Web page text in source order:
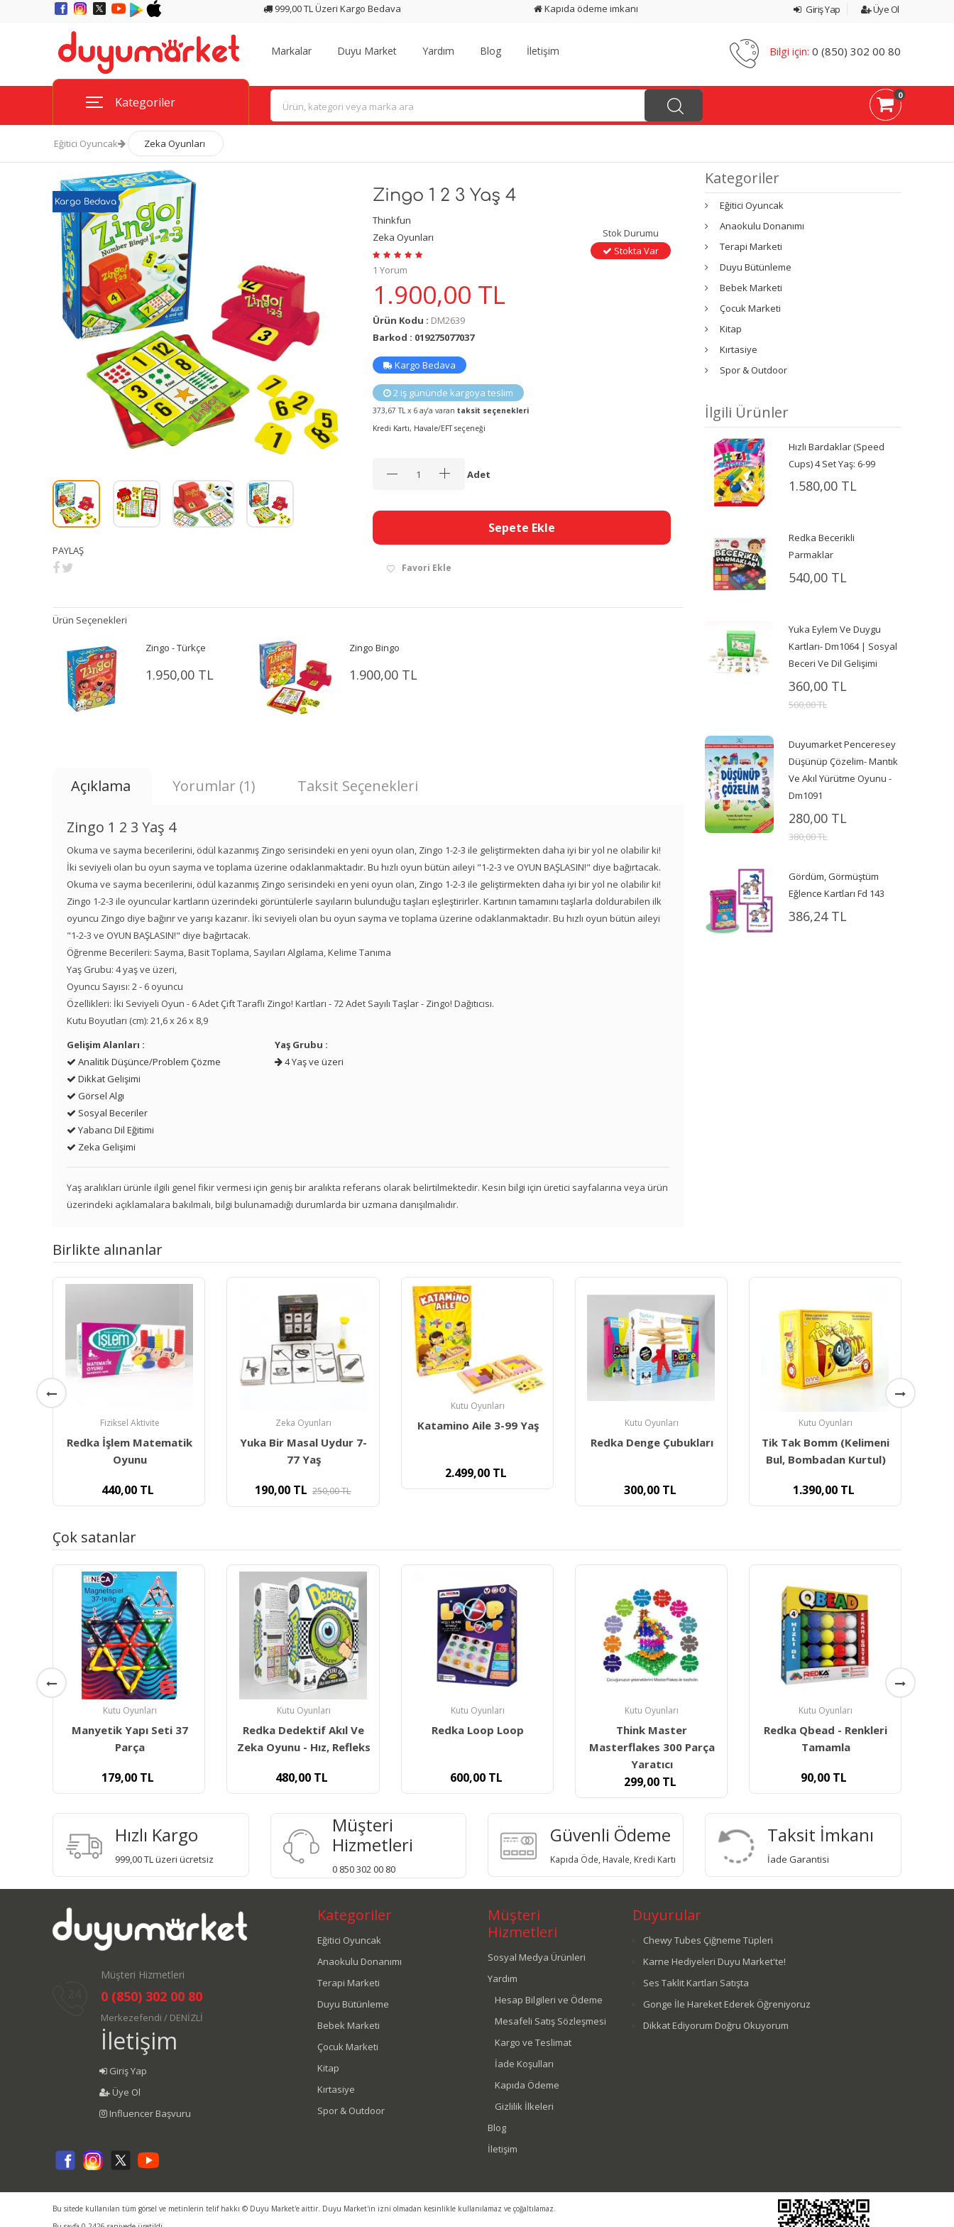
999,00 TL Üzeri Kargo Bedava Kapıda ödeme imkanı Giriş Yap Üye Ol
Markalar Duyu Market Yardım Blog İletişim Bilgi için: 0 (850) 302 00 80
Kategoriler 0
Eğitici Oyuncak Zeka Oyunları
Kargo Bedava
PAYLAŞ
Zingo 1 2 3 Yaş 4
Thinkfun
Zeka Oyunları
1 Yorum
Stok Durumu
Stokta Var
1.900,00 TL
Ürün Kodu : DM2639
Barkod : 019275077037
Kargo Bedava
2 iş gününde kargoya teslim
373,67 TL x 6 ay’a varan taksit seçenekleri
Kredi Kartı, Havale/EFT seçeneği
Adet
Sepete Ekle
Favori Ekle
Ürün Seçenekleri
Zingo - Türkçe
1.950,00 TL
Zingo Bingo
1.900,00 TL
Açıklama Yorumlar (1) Taksit Seçenekleri
Zingo 1 2 3 Yaş 4
Okuma ve sayma becerilerini, ödül kazanmış Zingo serisindeki en yeni oyun olan, Zingo 1-2-3 ile geliştirmekten daha iyi bir yol ne olabilir ki!
İki seviyeli olan bu oyun sayma ve toplama üzerine odaklanmaktadır. Bu hızlı oyun bütün aileyi "1-2-3 ve OYUN BAŞLASIN!" diye bağırtacak.
Okuma ve sayma becerilerini, ödül kazanmış Zingo serisindeki en yeni oyun olan, Zingo 1-2-3 ile geliştirmekten daha iyi bir yol ne olabilir ki!
Zingo 1-2-3 ile oyuncular kartların üzerindeki görüntülerle sayıların bulunduğu taşları eşleştirirler. Kartının tamamını taşlarla doldurabilen ilk
oyuncu Zingo diye bağırır ve yarışı kazanır. İki seviyeli olan bu oyun sayma ve toplama üzerine odaklanmaktadır. Bu hızlı oyun bütün aileyi
"1-2-3 ve OYUN BAŞLASIN!" diye bağırtacak.
Öğrenme Becerileri: Sayma, Basit Toplama, Sayıları Algılama, Kelime Tanıma
Yaş Grubu: 4 yaş ve üzeri,
Oyuncu Sayısı: 2 - 6 oyuncu
Özellikleri: İki Seviyeli Oyun - 6 Adet Çift Taraflı Zingo! Kartları - 72 Adet Sayılı Taşlar - Zingo! Dağıtıcısı.
Kutu Boyutları (cm): 21,6 x 26 x 8,9
Gelişim Alanları :
Analitik Düşünce/Problem Çözme
Dikkat Gelişimi
Görsel Algı
Sosyal Beceriler
Yabancı Dil Eğitimi
Zeka Gelişimi
Yaş Grubu :
4 Yaş ve üzeri
Yaş aralıkları ürünle ilgili genel fikir vermesi için geniş bir aralıkta referans olarak belirtilmektedir. Kesin bilgi için üretici sayfalarına veya ürün
üzerindeki açıklamalara bakılmalı, bilgi bulunamadığı durumlarda bir uzmana danışılmalıdır.
Kategoriler
Eğitici Oyuncak
Anaokulu Donanımı
Terapi Marketi
Duyu Bütünleme
Bebek Marketi
Çocuk Marketi
Kitap
Kırtasiye
Spor & Outdoor
İlgili Ürünler
Hızlı Bardaklar (Speed
Cups) 4 Set Yaş: 6-99
1.580,00 TL
Redka Becerikli
Parmaklar
540,00 TL
Yuka Eylem Ve Duygu
Kartları- Dm1064 | Sosyal
Beceri Ve Dil Gelişimi
360,00 TL
500,00 TL
Duyumarket Penceresey
Düşünüp Çözelim- Mantık
Ve Akıl Yürütme Oyunu -
Dm1091
280,00 TL
380,00 TL
Gördüm, Görmüştüm
Eğlence Kartları Fd 143
386,24 TL
Birlikte alınanlar
Zeka Oyunları
Yuka Bir Masal Uydur 7-
77 Yaş
190,00TL 250,00
Katamino Aile 3-99 Yaş Kutu Oyunları
300,00TL
Kutu Oyunları
Tik Tak Bomm (Kelimeni
1.390,00TL
Fiziksel Aktivite
Redka İşlem Matematik
Oyunu
440,00TL
Çok satanlar
Kutu Oyunları
Redka Dedektif Akıl Ve
Zeka Oyunu - Hız, Refleks
480,00 TL
Kutu Oyunları
Redka Loop Loop
600,00 TL
Kutu Oyunları
Think Master
299,00TL
Kutu Oyunları
Redka Qbead - Renkleri
Tamamla
90,00TL
Kutu Oyunları
Redka T- Tangram Zeka
Oyunu - Doğal Ahşap
80,00TL
Hızlı Kargo
999,00 TL üzeri ücretsiz
Müşteri
Hizmetleri
0 850 302 00 80
Güvenli Ödeme
Kapıda Öde, Havale, Kredi Kartı
Taksit İmkanı
İade Garantisi
Müşteri Hizmetleri
0 (850) 302 00 80
Merkezefendi / DENİZLİ
İletişim
Giriş Yap
Üye Ol
Influencer Başvuru
Kategoriler
Eğitici Oyuncak
Anaokulu Donanımı
Terapi Marketi
Duyu Bütünleme
Bebek Marketi
Çocuk Marketi
Kitap
Kırtasiye
Spor & Outdoor
Müşteri
Hizmetleri
Sosyal Medya Ürünleri
Yardım
Hesap Bilgileri ve Ödeme
Mesafeli Satış Sözleşmesi
Kargo ve Teslimat
İade Koşulları
Kapıda Ödeme
Gizlilik İlkeleri
Blog
İletişim
Duyurular
Chewy Tubes Çiğneme Tüpleri
Karne Hediyeleri Duyu Market'te!
Ses Taklit Kartları Satışta
Gonge İle Hareket Ederek Öğreniyoruz
Dikkat Ediyorum Doğru Okuyorum
Bu sitede kullanılan tüm görsel ve metinlerin telif hakkı © Duyu Market'e aittir. Duyu Market'in izni olmadan kesinlikle kullanılamaz ve çoğaltılamaz.